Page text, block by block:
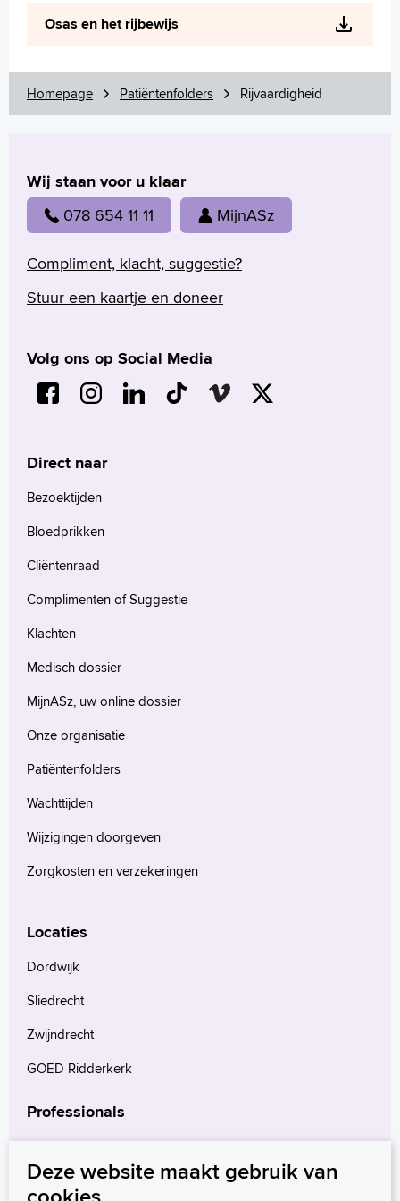
Language
Zoeken
Français
Polski
Türkçe
Arabisch
Osas en het rijbewijs
Homepage Patiëntenfolders Rijvaardigheid
Wij staan voor u klaar
078 654 11 11 MijnASz
Compliment, klacht, suggestie?
Stuur een kaartje en doneer
Volg ons op Social Media
Direct naar
Bezoektijden
Bloedprikken
Cliëntenraad
Complimenten of Suggestie
Klachten
Medisch dossier
MijnASz, uw online dossier
Onze organisatie
Patiëntenfolders
Wachttijden
Wijzigingen doorgeven
Zorgkosten en verzekeringen
Locaties
Dordwijk
Sliedrecht
Zwijndrecht
GOED Ridderkerk
Professionals
Verwijzers
Wetenschappelijk onderzoek
Deze website maakt gebruik van